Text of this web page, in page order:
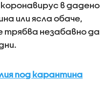
коронавирус в дадено
или ясла обаче,
трябва незабавно да
под карантина